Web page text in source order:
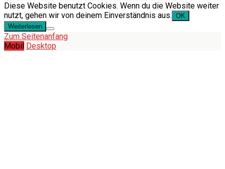
Diese Website benutzt Cookies. Wenn du die Website weiter
nutzt, gehen wir von deinem Einverständnis aus. OK
Weiterlesen
Zum Seitenanfang
Mobil Desktop